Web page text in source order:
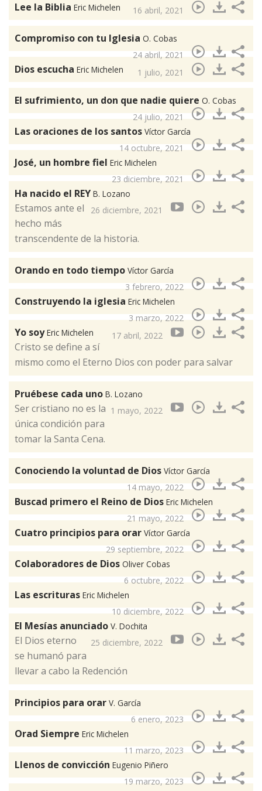
Lee la Biblia Eric Michelen 16 abril, 2021
Compromiso con tu Iglesia O. Cobas
24 abril, 2021
Dios escucha Eric Michelen 1 julio, 2021
El sufrimiento, un don que nadie quiere O. Cobas
24 julio, 2021
Las oraciones de los santos Víctor García
14 octubre, 2021
José, un hombre fiel Eric Michelen
23 diciembre, 2021
Ha nacido el REY B. Lozano
26 diciembre, 2021
Estamos ante el
hecho más
transcendente de la historia.
Orando en todo tiempo Víctor García
3 febrero, 2022
Construyendo la iglesia Eric Michelen
3 marzo, 2022
Yo soyEric Michelen 17 abril, 2022
Cristo se define a sí
mismo como el Eterno Dios con poder para salvar
Pruébese cada uno B. Lozano
1 mayo, 2022
Ser cristiano no es la
única condición para
tomar la Santa Cena.
Conociendo la voluntad de Dios Víctor García
14 mayo, 2022
Buscad primero el Reino de Dios Eric Michelen
21 mayo, 2022
Cuatro principios para orar Víctor García
29 septiembre, 2022
Colaboradores de Dios Oliver Cobas
6 octubre, 2022
Las escrituras Eric Michelen
10 diciembre, 2022
El Mesías anunciado V. Dochita
25 diciembre, 2022
El Dios eterno
se humanó para
llevar a cabo la Redención
Principios para orar V. García
6 enero, 2023
Orad Siempre Eric Michelen
11 marzo, 2023
Llenos de convicción Eugenio Piñero
19 marzo, 2023